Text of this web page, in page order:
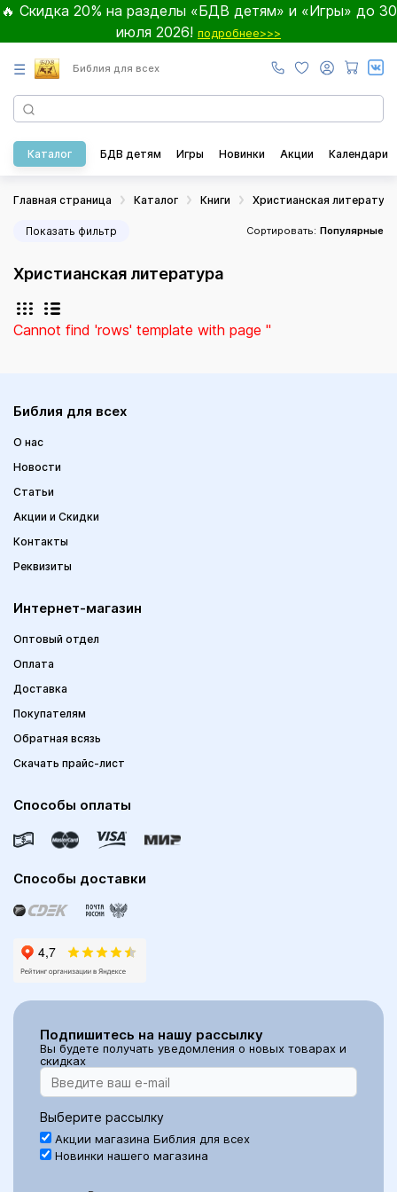
🔥 Скидка 20% на разделы «БДВ детям» и «Игры» до 30
июля 2026! подробнее>>>
☰ Библия для всех
Каталог БДВ детям Игры Новинки Акции Календари
Главная страница Каталог Книги Христианская литература
Показать фильтр Сортировать: Популярные
Христианская литература
Cannot find 'rows' template with page ''
Библия для всех
О нас
Новости
Статьи
Акции и Скидки
Контакты
Реквизиты
Интернет-магазин
Оптовый отдел
Оплата
Доставка
Покупателям
Обратная всязь
Скачать прайс-лист
Способы оплаты
Способы доставки
Подпишитесь на нашу рассылку
Вы будете получать уведомления о новых товарах и
скидках
Выберите рассылку
Акции магазина Библия для всех
Новинки нашего магазина